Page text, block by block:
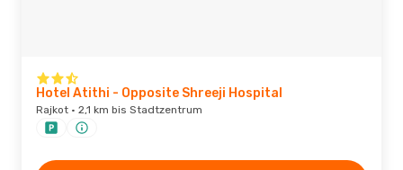
Hotel Atithi - Opposite Shreeji Hospital
Rajkot · 2,1 km bis Stadtzentrum